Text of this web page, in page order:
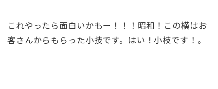
これやったら面白いかもー！！！昭和！この横はお
客さんからもらった小技です。はい！小枝です！。